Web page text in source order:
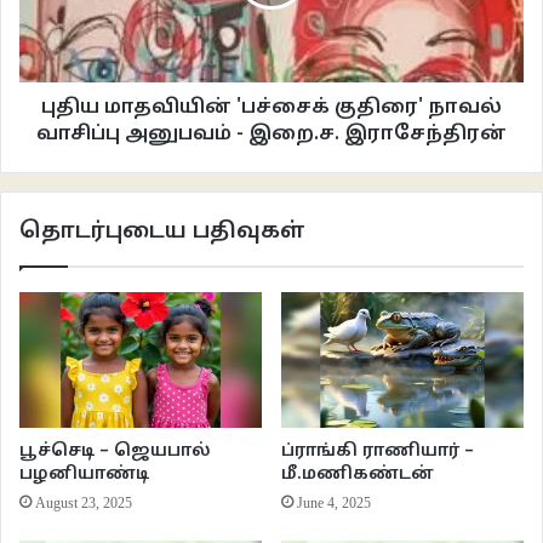
தங்கிடக் கண்டு திடுக்கிட்டது…
என்வீடு என்றது கௌதாரி
எனது என்றே முயலும்
எட்டிக் கழுத்தைப் பிடித்தது
தூரத்தில் கண்மூடி மௌனமாக
துறவியார் பூனை அமர்ந்திருந்தார்
இருவரும் அவரிடம் சென்று
யாருக்கு வீடென கேட்டனர்…
நெருங்கி வாருங்கள் அருகினிலே
நகர முடியவில்லை என்னால்
என்றே பூனை இயம்பியது
இரண்டும் ஒப்பி நெருங்கின…
புதிய மாதவியின் 'பச்சைக் குதிரை' நாவல்
வாசிப்பு அனுபவம் - இறை.ச. இராசேந்திரன்
தொடர்புடைய பதிவுகள்
பூச்செடி – ஜெயபால்
பழனியாண்டி
August 23, 2025
ப்ராங்கி ராணியார் –
மீ.மணிகண்டன்
June 4, 2025